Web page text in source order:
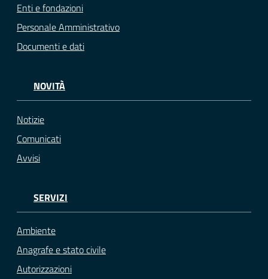
Enti e fondazioni
Personale Amministrativo
Documenti e dati
NOVITÀ
Notizie
Comunicati
Avvisi
SERVIZI
Ambiente
Anagrafe e stato civile
Autorizzazioni